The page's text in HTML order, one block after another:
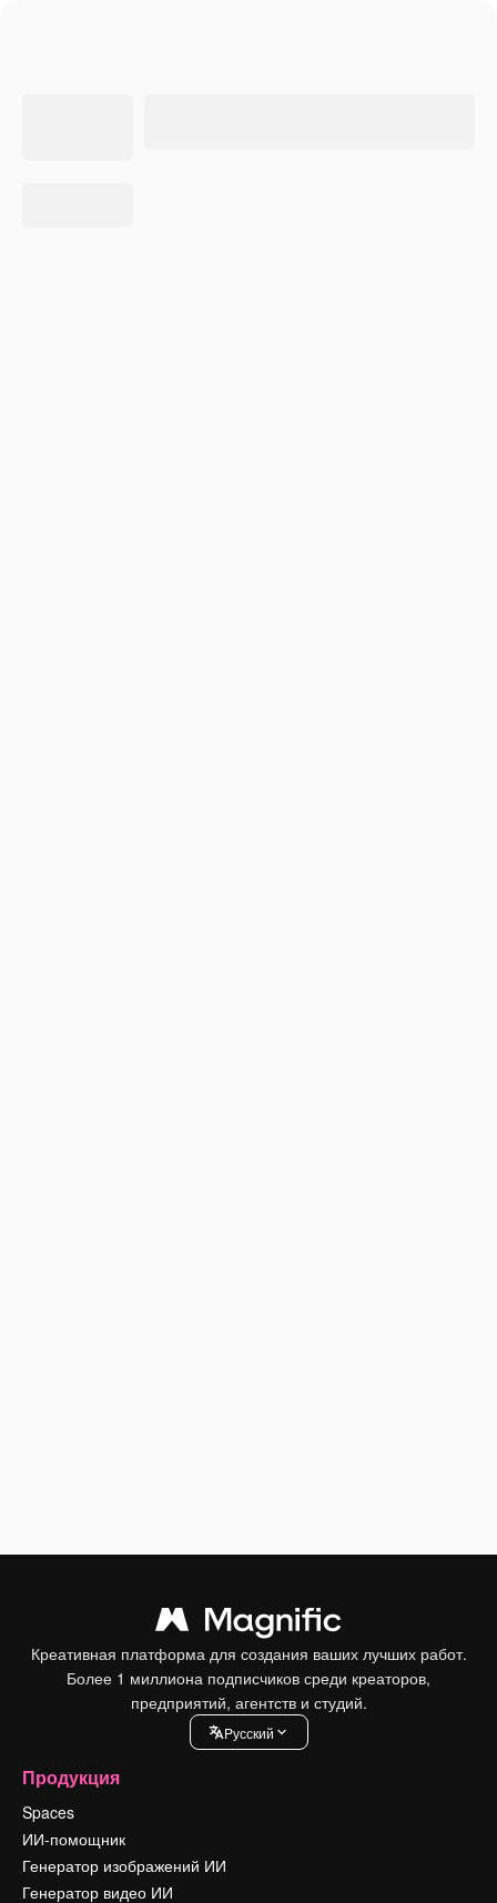
Креативная платформа для создания ваших лучших работ.
Более 1 миллиона подписчиков среди креаторов,
предприятий, агентств и студий.
Pусский
Продукция
Spaces
ИИ-помощник
Генератор изображений ИИ
Генератор видео ИИ